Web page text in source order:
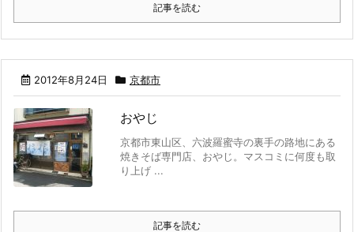
記事を読む
2012年8月24日 京都市
おやじ
京都市東山区、六波羅蜜寺の裏手の路地にある
焼きそば専門店、おやじ。マスコミに何度も取
り上げ ...
記事を読む